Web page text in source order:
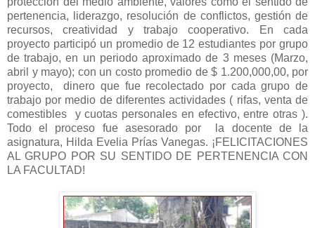
pertenencia, liderazgo, resolución de conflictos, gestión de
recursos, creatividad y trabajo cooperativo. En cada
proyecto participó un promedio de 12 estudiantes por grupo
de trabajo, en un periodo aproximado de 3 meses (Marzo,
abril y mayo); con un costo promedio de $ 1.200,000,00, por
proyecto, dinero que fue recolectado por cada grupo de
trabajo por medio de diferentes actividades ( rifas, venta de
comestibles y cuotas personales en efectivo, entre otras ).
Todo el proceso fue asesorado por la docente de la
asignatura, Hilda Evelia Prías Vanegas. ¡FELICITACIONES
AL GRUPO POR SU SENTIDO DE PERTENENCIA CON
LA FACULTAD!